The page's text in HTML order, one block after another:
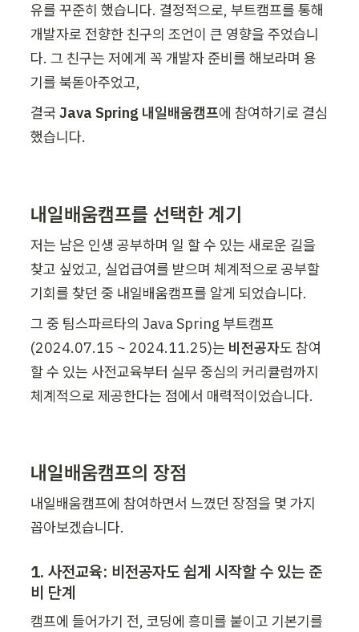
유를 꾸준히 했습니다. 결정적으로, 부트캠프를 통해
개발자로 전향한 친구의 조언이 큰 영향을 주었습니
다. 그 친구는 저에게 꼭 개발자 준비를 해보라며 용
기를 북돋아주었고,
결국 Java Spring 내일배움캠프에 참여하기로 결심
했습니다.
내일배움캠프를 선택한 계기
저는 남은 인생 공부하며 일 할 수 있는 새로운 길을
찾고 싶었고, 실업급여를 받으며 체계적으로 공부할
기회를 찾던 중 내일배움캠프를 알게 되었습니다.
그 중 팀스파르타의 Java Spring 부트캠프
(2024.07.15 ~ 2024.11.25)는 비전공자도 참여
할 수 있는 사전교육부터 실무 중심의 커리큘럼까지
체계적으로 제공한다는 점에서 매력적이었습니다.
내일배움캠프의 장점
내일배움캠프에 참여하면서 느꼈던 장점을 몇 가지
꼽아보겠습니다.
1. 사전교육: 비전공자도 쉽게 시작할 수 있는 준
비 단계
캠프에 들어가기 전, 코딩에 흥미를 붙이고 기본기를